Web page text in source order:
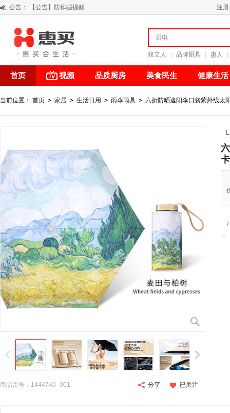
公告：
【积分调整公告】
关于假冒我公司“惠买小程序“的声明
【公告】防诈骗提醒
注册
双立人 品牌厨具 惠人
首页 视频 品质厨房 美食民生 健康生活
当前位置： 首页 > 家居 > 生活日用 > 雨伞雨具 > 六折防晒遮阳伞口袋紫外线太
商品货号：1444740_001 分享 已关注